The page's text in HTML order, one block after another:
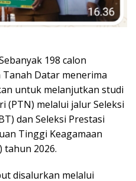
198 calon
Datar menerima
untuk melanjutkan studi
(PTN) melalui jalur Seleksi
dan Seleksi Prestasi
Tinggi Keagamaan
tahun 2026.
disalurkan melalui